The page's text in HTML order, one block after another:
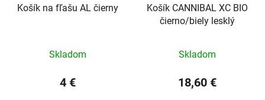
Košík na fľašu AL čierny
Skladom
4 €
Košík CANNIBAL XC BIO
čierno/biely lesklý
Skladom
18,60 €